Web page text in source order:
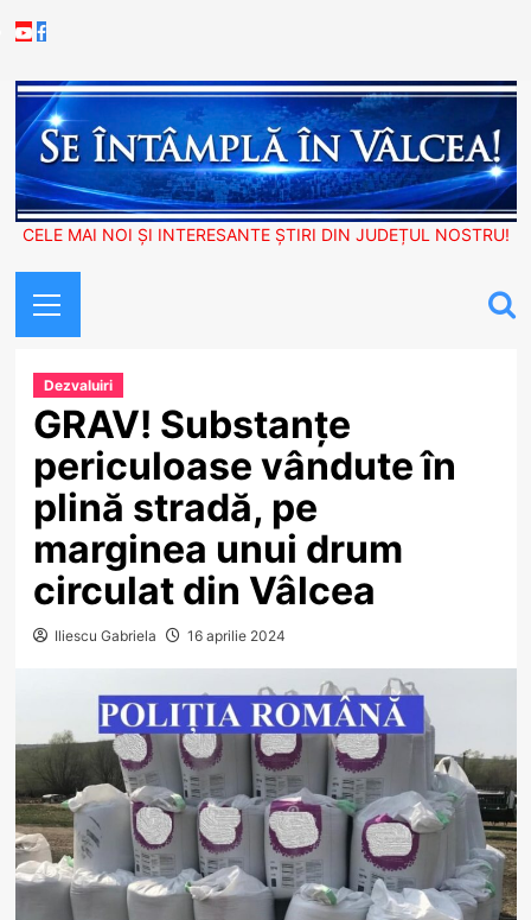
to
Youtube
Facebook
CELE MAI NOI ȘI INTERESANTE ȘTIRI DIN JUDEȚUL NOSTRU!
Menu
Dezvaluiri
GRAV! Substanțe
periculoase vândute în
plină stradă, pe
marginea unui drum
circulat din Vâlcea
Iliescu Gabriela 16 aprilie 2024